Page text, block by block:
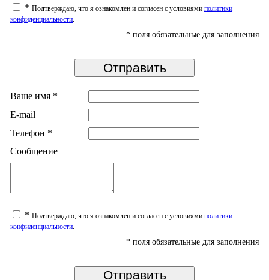
* Подтверждаю, что я ознакомлен и согласен с условиями политики
конфиденциальности.
* поля обязательные для заполнения
Ваше имя *
E-mail
Телефон *
Сообщение
* Подтверждаю, что я ознакомлен и согласен с условиями политики
конфиденциальности.
* поля обязательные для заполнения